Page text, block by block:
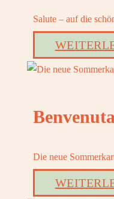
Salute – auf die
Die neue